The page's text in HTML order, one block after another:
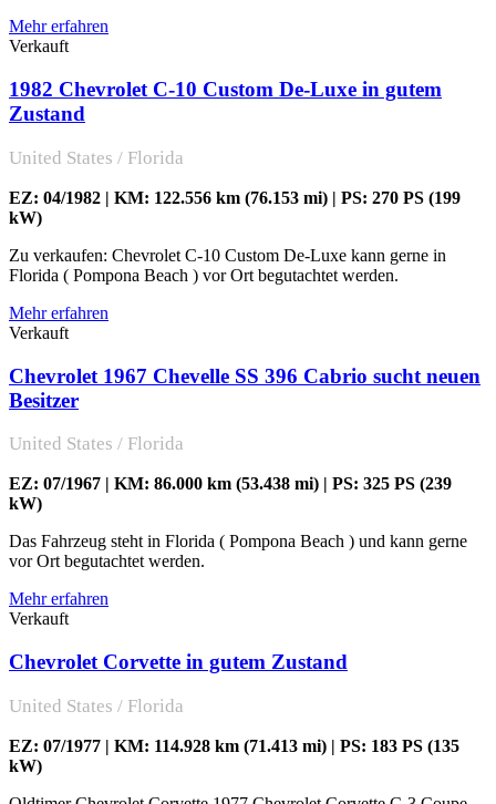
Mehr erfahren
Verkauft
1982 Chevrolet C-10 Custom De-Luxe in gutem
Zustand
United States / Florida
EZ: 04/1982 | KM: 122.556 km (76.153 mi) | PS: 270 PS (199
kW)
Zu verkaufen: Chevrolet C-10 Custom De-Luxe kann gerne in
Florida ( Pompona Beach ) vor Ort begutachtet werden.
Mehr erfahren
Verkauft
Chevrolet 1967 Chevelle SS 396 Cabrio sucht neuen
Besitzer
United States / Florida
EZ: 07/1967 | KM: 86.000 km (53.438 mi) | PS: 325 PS (239
kW)
Das Fahrzeug steht in Florida ( Pompona Beach ) und kann gerne
vor Ort begutachtet werden.
Mehr erfahren
Verkauft
Chevrolet Corvette in gutem Zustand
United States / Florida
EZ: 07/1977 | KM: 114.928 km (71.413 mi) | PS: 183 PS (135
kW)